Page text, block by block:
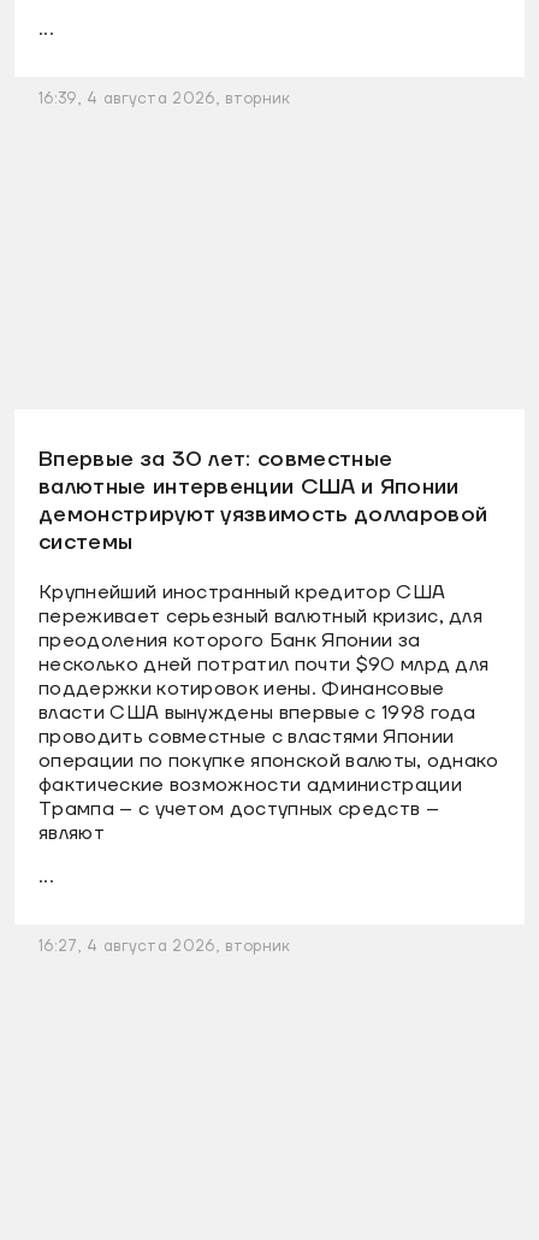
...
16:39, 4 августа 2026, вторник
Впервые за 30 лет: совместные
валютные интервенции США и Японии
демонстрируют уязвимость долларовой
системы
Крупнейший иностранный кредитор США
переживает серьезный валютный кризис, для
преодоления которого Банк Японии за
несколько дней потратил почти $90 млрд для
поддержки котировок иены. Финансовые
власти США вынуждены впервые с 1998 года
проводить совместные с властями Японии
операции по покупке японской валюты, однако
фактические возможности администрации
Трампа – с учетом доступных средств –
являют
...
16:27, 4 августа 2026, вторник